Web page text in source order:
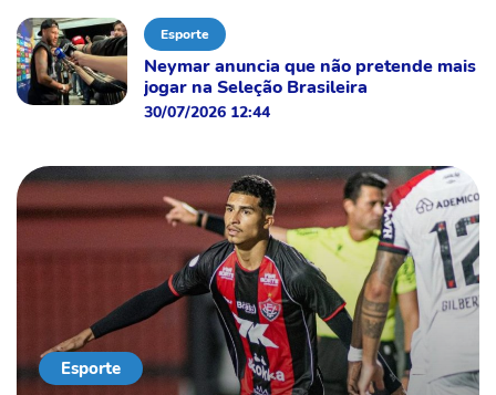
Esporte
Neymar anuncia que não pretende mais
jogar na Seleção Brasileira
30/07/2026 12:44
Esporte